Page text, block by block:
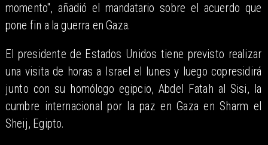
momento", añadió el mandatario sobre el acuerdo que
pone fin a la guerra en Gaza.
El presidente de Estados Unidos tiene previsto realizar
una visita de horas a Israel el lunes y luego copresidirá
junto con su homólogo egipcio, Abdel Fatah al Sisi, la
cumbre internacional por la paz en Gaza en Sharm el
Sheij, Egipto.